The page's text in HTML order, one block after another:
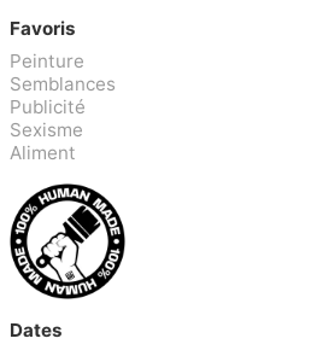
Favoris
Peinture
Semblances
Publicité
Sexisme
Aliment
Dates